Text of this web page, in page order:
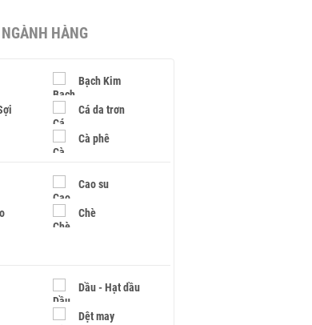
HÀNG
Bạch Kim
Cá da trơn
Cà phê
Cao su
Chè
Dầu - Hạt dầu
Dệt may